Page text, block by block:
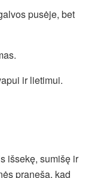
pusėje, bet
ir lietimui.
išsekę, sumišę ir
praneša, kad